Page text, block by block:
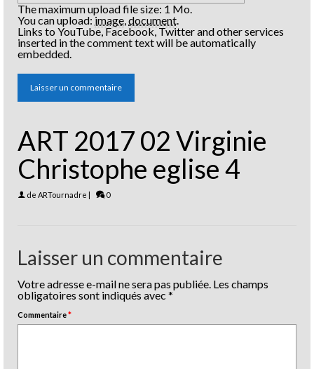
The maximum upload file size: 1 Mo.
You can upload:image document
Links to YouTube, Facebook, Twitter and other services
inserted in the comment text will be automatically
embedded.
ART 2017 02 Virginie
Christophe eglise 4
de ARTournadre | 0
Laisser un commentaire
Votre adresse e-mail ne sera pas publiée. Les champs
obligatoires sont indiqués avec *
Commentaire*